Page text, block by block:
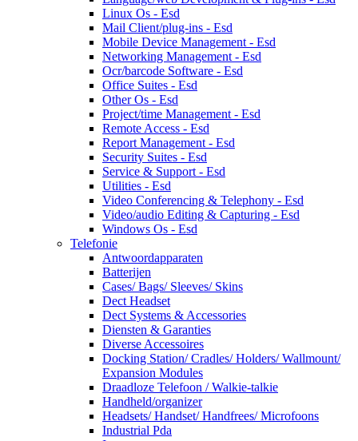
Linux Os - Esd
Mail Client/plug-ins - Esd
Mobile Device Management - Esd
Networking Management - Esd
Ocr/barcode Software - Esd
Office Suites - Esd
Other Os - Esd
Project/time Management - Esd
Remote Access - Esd
Report Management - Esd
Security Suites - Esd
Service & Support - Esd
Utilities - Esd
Video Conferencing & Telephony - Esd
Video/audio Editing & Capturing - Esd
Windows Os - Esd
Telefonie
Antwoordapparaten
Batterijen
Cases/ Bags/ Sleeves/ Skins
Dect Headset
Dect Systems & Accessories
Diensten & Garanties
Diverse Accessoires
Docking Station/ Cradles/ Holders/ Wallmount/
Expansion Modules
Draadloze Telefoon / Walkie-talkie
Handheld/organizer
Headsets/ Handset/ Handfrees/ Microfoons
Industrial Pda